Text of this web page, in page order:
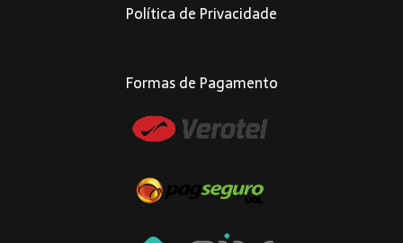
Política de Privacidade
Formas de Pagamento